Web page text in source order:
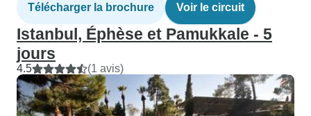
Télécharger la brochure Voir le circuit
Istanbul, Éphèse et Pamukkale - 5
jours
4.5 (1 avis)